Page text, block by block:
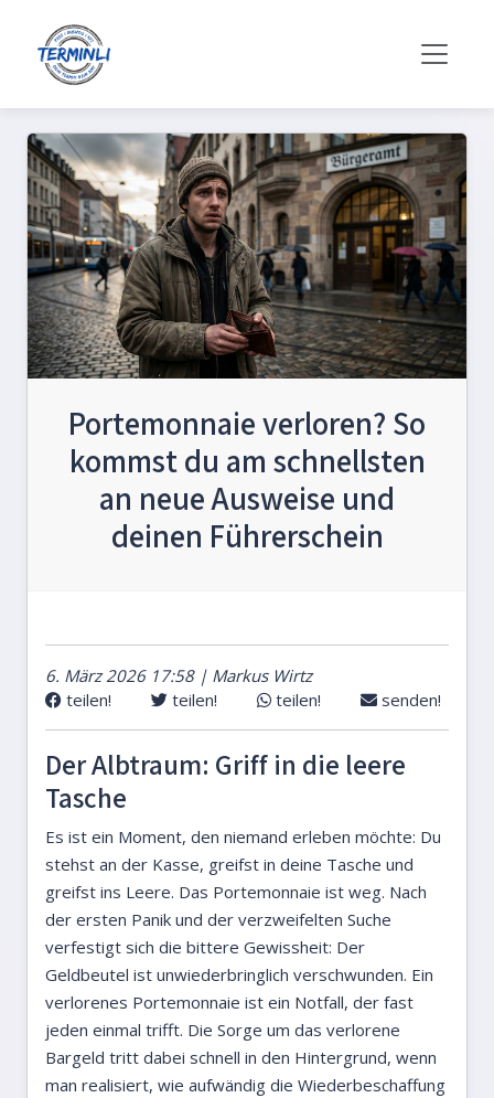
Portemonnaie verloren? So
kommst du am schnellsten
an neue Ausweise und
deinen Führerschein
6. März 2026 17:58 | Markus Wirtz
teilen!
teilen! teilen! senden!
Der Albtraum: Griff in die leere
Tasche
Es ist ein Moment, den niemand erleben möchte: Du
stehst an der Kasse, greifst in deine Tasche und
greifst ins Leere. Das Portemonnaie ist weg. Nach
der ersten Panik und der verzweifelten Suche
verfestigt sich die bittere Gewissheit: Der
Geldbeutel ist unwiederbringlich verschwunden. Ein
verlorenes Portemonnaie ist ein Notfall, der fast
jeden einmal trifft. Die Sorge um das verlorene
Bargeld tritt dabei schnell in den Hintergrund, wenn
man realisiert, wie aufwändig die Wiederbeschaffung